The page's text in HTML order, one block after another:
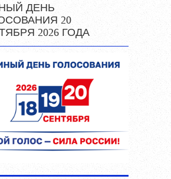
ДЕНЬ
20
2026 ГОДА